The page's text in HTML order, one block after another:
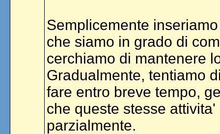
Semplicemente
che siamo in grado di
cerchiamo di mantenere
Gradualmente, tentiamo
fare entro breve tempo,
che queste stesse
parzialmente.